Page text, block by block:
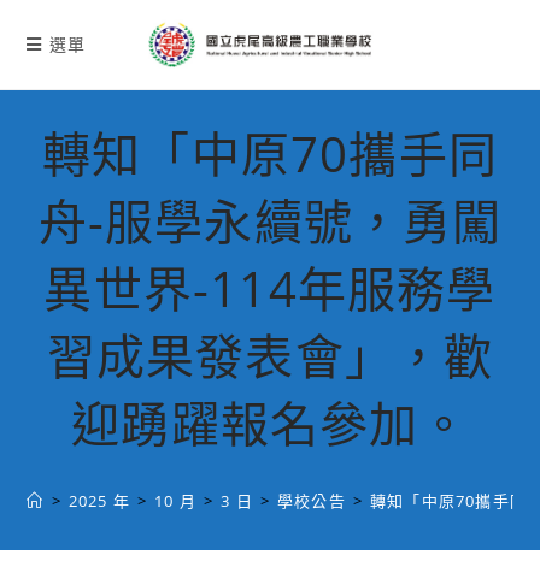
選單
轉知「中原70攜手同
舟-服學永續號，勇闖
異世界-114年服務學
習成果發表會」，歡
迎踴躍報名參加。
> 2025 年 > 10 月 > 3 日 > 學校公告 > 轉知「中原70攜手同